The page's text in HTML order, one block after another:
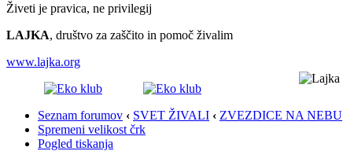
Živeti je pravica, ne privilegij
LAJKA, društvo za zaščito in pomoč živalim
www.lajka.org
Seznam forumov ‹ SVET ŽIVALI ‹ ZVEZDICE NA NEBU
Spremeni velikost črk
Pogled tiskanja